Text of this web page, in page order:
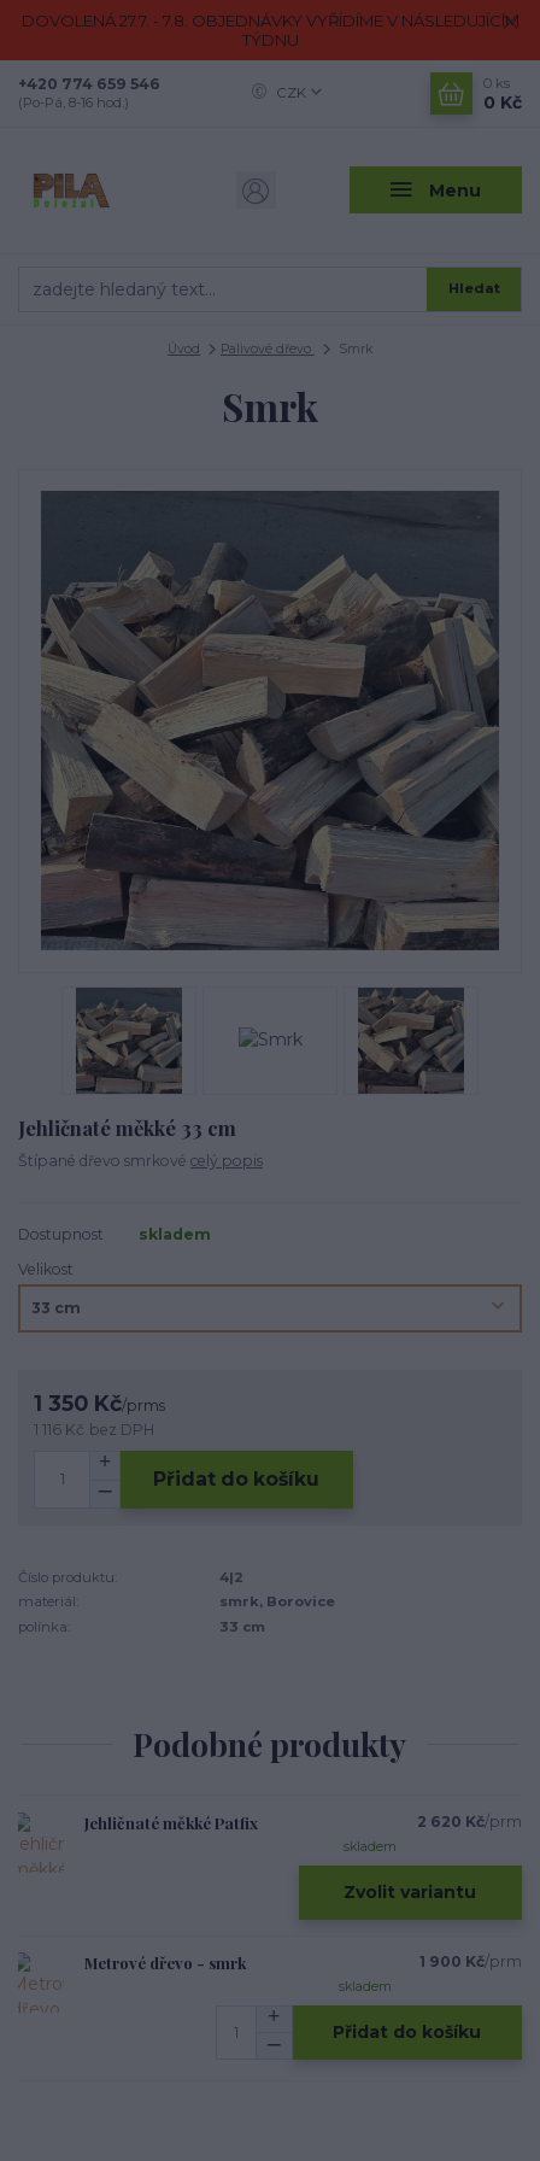
DOVOLENÁ 27.7. - 7.8. OBJEDNÁVKY VYŘÍDÍME V NÁSLEDUJÍCÍM
TÝDNU
Menu
CZK
Hledat
+420 774 659 546
(Po-Pá, 8-16 hod.)
0 ks
0 Kč
Úvod Palivové dřevo Smrk
Smrk
Jehličnaté měkké 33 cm
Štípané dřevo smrkové celý popis
Dostupnost
skladem
Velikost
1 350 Kč/prms
1 116 Kč bez DPH
Přidat do košíku
Číslo produktu:
4|2
materiál:
smrk, Borovice
polínka:
33 cm
Podobné produkty
Jehličnaté měkké Patfix 2 620 Kč/prm
skladem
Zvolit variantu
Metrové dřevo - smrk 1 900 Kč/prm
skladem
Přidat do košíku